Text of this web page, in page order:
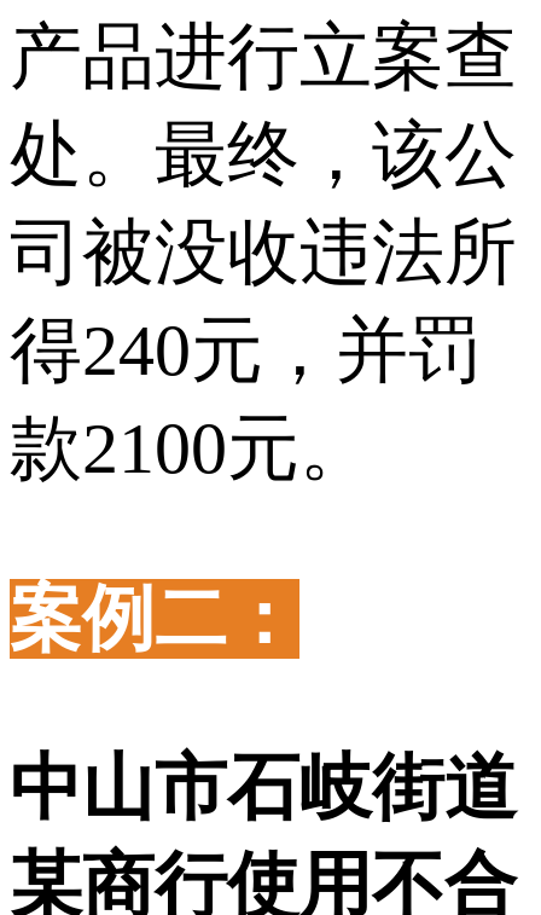
产品进行立案查
处。最终，该公
司被没收违法所
得240元，并罚
款2100元。
案例二：
中山市石岐街道
某商行使用不合